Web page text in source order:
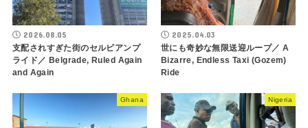
2026.08.05
支配されすぎた街のセルビアンプ
ライド／ Belgrade, Ruled Again
and Again
2025.04.03
世にも奇妙な無限送迎ループ／ A
Bizarre, Endless Taxi (Gozem)
Ride
Ghana Nigeria